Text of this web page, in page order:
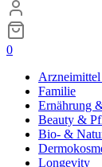
0
Familie
Ernährung
Beauty &
Bio- &
Longevity